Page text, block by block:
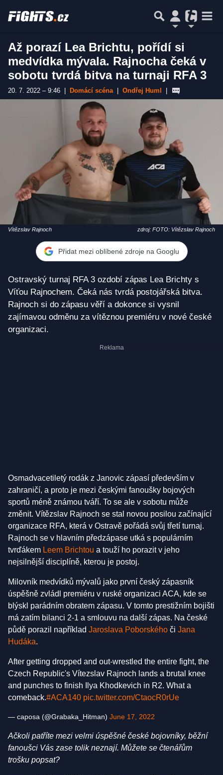
Až porazí Lea Brichtu, pořídí si
medvídka mývala. Rajnocha čeká v
sobotu tvrdá bitva na turnaji RFA 3
20. 7. 2022 – 9:46 Domácí scéna Ondřej Huml
Vítězslav Rajnoch zdroj: FOTO: Vítězslav Rajnoch
Přidat mezi oblíbené zdroje na Googlu
Ostravský turnaj RFA 3 ozdobí zápas Lea Brichty s
Víťou Rajnochem. Čeká nás tvrdá postojářská bitva.
Rajnoch si do zápasu věří a dokonce si vysnil
zajímavou odměnu za vítěznou premiéru v nové české
organizaci.
Osmadvacetiletý rodák z Janovic zápasí především v
zahraničí, a proto je mezi českými fanoušky bojových
sportů méně známou tváří. To se ale v sobotu může
změnit. Vítězslav Rajnoch se stal novou posilou začínající
organizace RFA, která v Ostravě pořádá svůj třetí turnaj.
Rajnoch se v hlavním předzápase utká s populárním
tvrďákem Leem Brichtou a touží ho porazit v jeho
nejsilnější disciplíně, kterou je postoj.
Milovník medvídků mývalů jako první český zápasník
úspěšně zvládl premiéru v ruské organizaci ACA, kde se
blýskl parádním obratem zápasu. V tomto prestižním bojišti
má zatím bilanci 2-1 a smlouvu na další zápas. Na české
půdě porazil například Jaroslava Poborského či Jana
Hudáka.
After getting dropped and out-wrestled the entire fight, the
Czech Republic's Vítezslav Rajnoch lands a brutal knee
and punches to finish Ilya Khodkevich in R2. What a
comeback.#ACA140 pic.twitter.com/CtaocR0rUe
— caposa (@Grabaka_Hitman) June 17, 2022
Ačkoli patříte mezi velmi úspěšné české bojovníky, běžní
fanoušci Vás zase tolik neznají. Můžete se čtenářům
trošku popsat?